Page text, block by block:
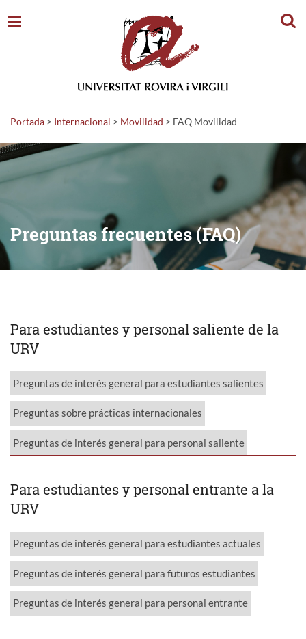
Portada > Internacional > Movilidad > FAQ Movilidad
Preguntas frecuentes (FAQ)
Para estudiantes y personal saliente de la
URV
Preguntas de interés general para estudiantes salientes
Preguntas sobre prácticas internacionales
Preguntas de interés general para personal saliente
Para estudiantes y personal entrante a la
URV
Preguntas de interés general para estudiantes actuales
Preguntas de interés general para futuros estudiantes
Preguntas de interés general para personal entrante